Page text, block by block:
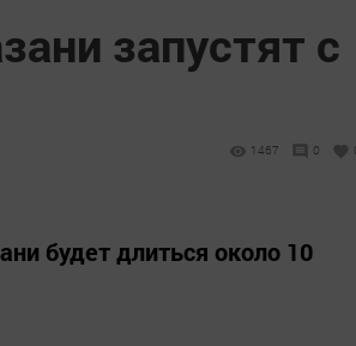
запустят с
1467 0
будет длиться около 10